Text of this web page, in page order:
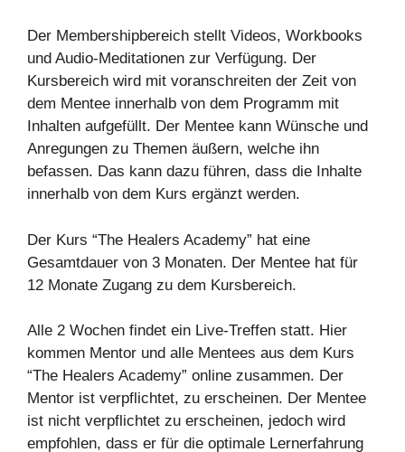
Der Membershipbereich stellt Videos, Workbooks
und Audio-Meditationen zur Verfügung. Der
Kursbereich wird mit voranschreiten der Zeit von
dem Mentee innerhalb von dem Programm mit
Inhalten aufgefüllt. Der Mentee kann Wünsche und
Anregungen zu Themen äußern, welche ihn
befassen. Das kann dazu führen, dass die Inhalte
innerhalb von dem Kurs ergänzt werden.
Der Kurs “The Healers Academy” hat eine
Gesamtdauer von 3 Monaten. Der Mentee hat für
12 Monate Zugang zu dem Kursbereich.
Alle 2 Wochen findet ein Live-Treffen statt. Hier
kommen Mentor und alle Mentees aus dem Kurs
“The Healers Academy” online zusammen. Der
Mentor ist verpflichtet, zu erscheinen. Der Mentee
ist nicht verpflichtet zu erscheinen, jedoch wird
empfohlen, dass er für die optimale Lernerfahrung